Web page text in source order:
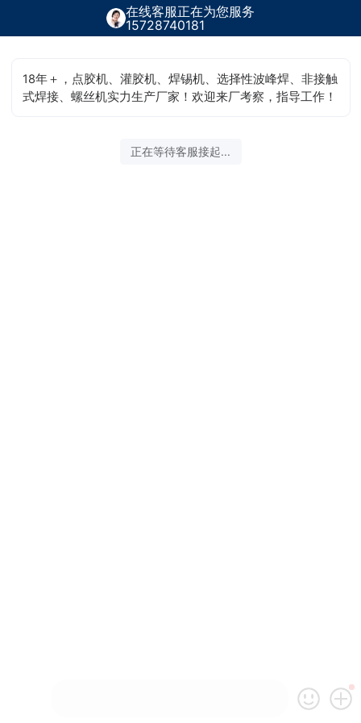
在线客服正在为您服务
15728740181
18年＋，点胶机、灌胶机、焊锡机、选择性波峰焊、非接触
式焊接、螺丝机实力生产厂家！欢迎来厂考察，指导工作！
正在等待客服接起...